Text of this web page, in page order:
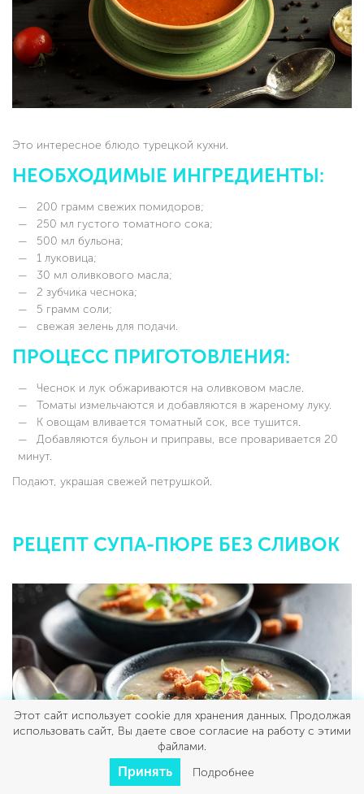
Это интересное блюдо турецкой кухни.
НЕОБХОДИМЫЕ ИНГРЕДИЕНТЫ:
200 грамм свежих помидоров;
250 мл густого томатного сока;
500 мл бульона;
1 луковица;
30 мл оливкового масла;
2 зубчика чеснока;
5 грамм соли;
свежая зелень для подачи.
ПРОЦЕСС ПРИГОТОВЛЕНИЯ:
Чеснок и лук обжариваются на оливковом масле.
Томаты измельчаются и добавляются в жареному луку.
К овощам вливается томатный сок, все тушится.
Добавляются бульон и приправы, все проваривается 20
минут.
Подают, украшая свежей петрушкой.
РЕЦЕПТ СУПА-ПЮРЕ БЕЗ СЛИВОК
Этот сайт использует cookie для хранения данных. Продолжая
использовать сайт, Вы даете свое согласие на работу с этими
файлами.
Принять Подробнее